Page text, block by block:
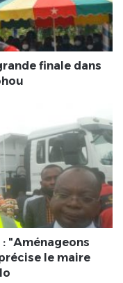
finale dans
"Aménageons
le maire